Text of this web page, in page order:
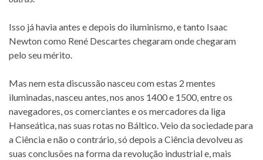
Isso já havia antes e depois do iluminismo, e tanto Isaac
Newton como René Descartes chegaram onde chegaram
pelo seu mérito.
Mas nem esta discussão nasceu com estas 2 mentes
iluminadas, nasceu antes, nos anos 1400 e 1500, entre os
navegadores, os comerciantes e os mercadores da liga
Hanseática, nas suas rotas no Báltico. Veio da sociedade para
a Ciência e não o contrário, só depois a Ciência devolveu as
suas conclusões na forma da revolução industrial e, mais